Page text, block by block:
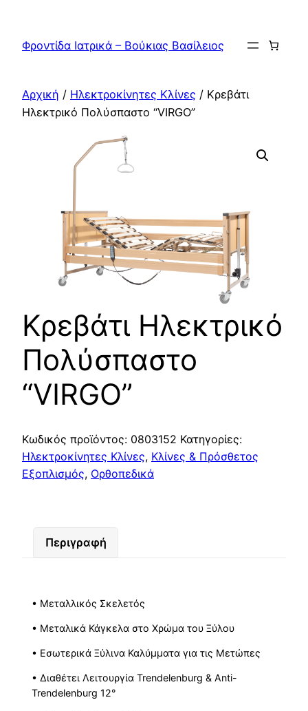
περιεχόμενο
Φροντίδα Ιατρικά – Βούκιας Βασίλειος
Αρχική / Ηλεκτροκίνητες Κλίνες / Κρεβάτι
Ηλεκτρικό Πολύσπαστο “VIRGO”
Κρεβάτι Ηλεκτρικό
Πολύσπαστο
“VIRGO”
Κωδικός προϊόντος: 0803152 Κατηγορίες:
Ηλεκτροκίνητες Κλίνες, Κλίνες & Πρόσθετος
Εξοπλισμός, Ορθοπεδικά
Περιγραφή
• Μεταλλικός Σκελετός
• Mεταλικά Κάγκελα στο Χρώμα του Ξύλου
• Εσωτερικά Ξύλινα Καλύμματα για τις Μετώπες
• Διαθέτει Λειτουργία Trendelenburg & Anti-
Trendelenburg 12°